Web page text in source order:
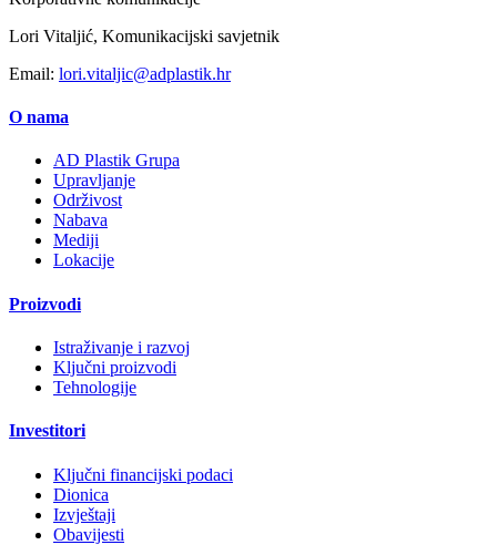
Lori Vitaljić, Komunikacijski savjetnik
Email: lori.vitaljic@adplastik.hr
O nama
AD Plastik Grupa
Upravljanje
Održivost
Nabava
Mediji
Lokacije
Proizvodi
Istraživanje i razvoj
Ključni proizvodi
Tehnologije
Investitori
Ključni financijski podaci
Dionica
Izvještaji
Obavijesti